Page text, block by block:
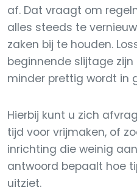
af. Dat vraagt om
alles steeds te
zaken bij te houden.
beginnende slijtage
minder prettig wordt in
Hierbij kunt u zich
tijd voor vrijmaken, of
inrichting die weinig
antwoord bepaalt hoe
uitziet.